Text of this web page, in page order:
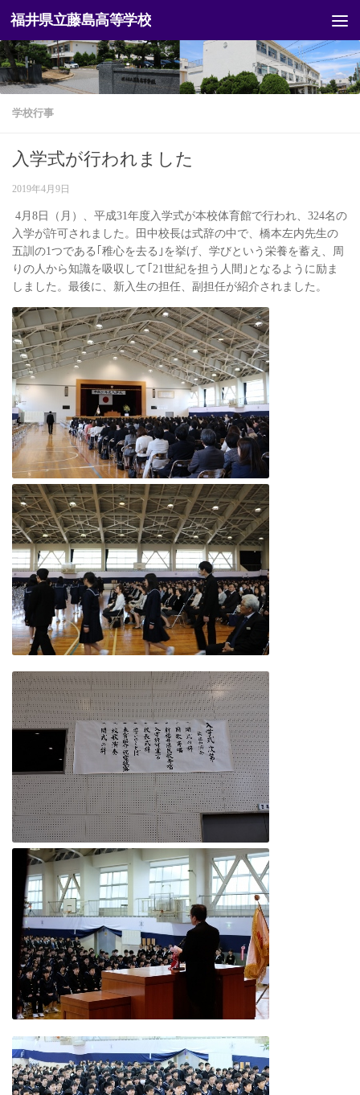
コンテンツへスキップ
福井県立藤島高等学校
学校行事
入学式が行われました
2019年4月9日
4月8日（月）、平成31年度入学式が本校体育館で行われ、324名の
入学が許可されました。田中校長は式辞の中で、橋本左内先生の
五訓の1つである｢稚心を去る｣を挙げ、学びという栄養を蓄え、周
りの人から知識を吸収して｢21世紀を担う人間｣となるように励ま
しました。最後に、新入生の担任、副担任が紹介されました。